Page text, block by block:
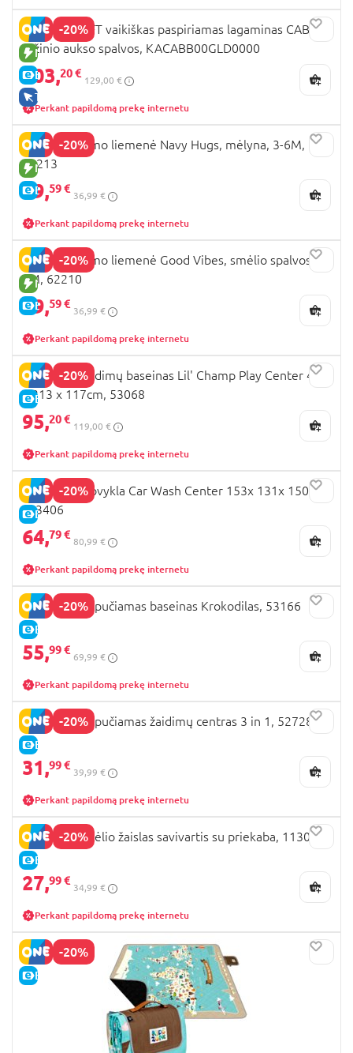
-20%
NAUJA PREKĖ
E-KAINA
TIK INTERNETU
KINDERKRAFT vaikiškas paspiriamas lagaminas CABBY,
rožinio aukso spalvos, KACABB00GLD0000
103,20 €
129,00 €
Perkant papildomą prekę internetu
-20%
NAUJA PREKĖ
E-KAINA
SARO plaukimo liemenė Navy Hugs, mėlyna, 3-6M,
62213
29,59 €
36,99 €
Perkant papildomą prekę internetu
-20%
NAUJA PREKĖ
E-KAINA
SARO plaukimo liemenė Good Vibes, smėlio spalvos, 3-
6M, 62210
29,59 €
36,99 €
Perkant papildomą prekę internetu
-20%
E-KAINA
BESTWAY žaidimų baseinas Lil' Champ Play Center 435
x 213 x 117cm, 53068
95,20 €
119,00 €
Perkant papildomą prekę internetu
-20%
E-KAINA
BESTWAY plovykla Car Wash Center 153x 131x 150cm
, 93406
64,79 €
80,99 €
Perkant papildomą prekę internetu
-20%
E-KAINA
BESTWAY pripučiamas baseinas Krokodilas, 53166
55,99 €
69,99 €
Perkant papildomą prekę internetu
-20%
E-KAINA
BESTWAY pripučiamas žaidimų centras 3 in 1, 52728
31,99 €
39,99 €
Perkant papildomą prekę internetu
-20%
E-KAINA
ADRIATIC smėlio žaislas savivartis su priekaba, 1130
27,99 €
34,99 €
Perkant papildomą prekę internetu
-20%
E-KAINA